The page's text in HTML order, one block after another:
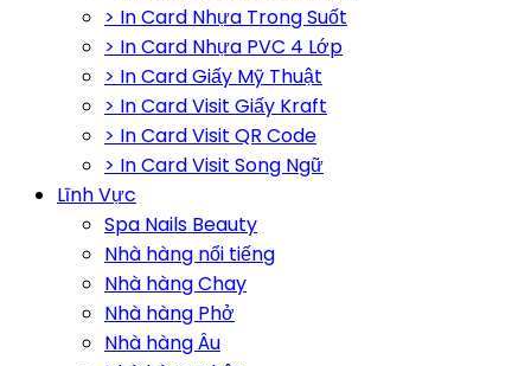
> In Card Nhựa Trong Suốt
> In Card Nhựa PVC 4 Lớp
> In Card Giấy Mỹ Thuật
> In Card Visit Giấy Kraft
> In Card Visit QR Code
> In Card Visit Song Ngữ
Lĩnh Vực
Spa Nails Beauty
Nhà hàng nổi tiếng
Nhà hàng Chay
Nhà hàng Phở
Nhà hàng Âu